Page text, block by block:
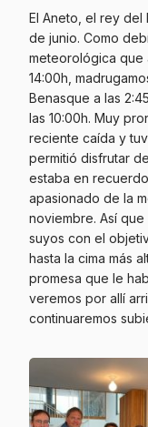
El Aneto, el rey del
de junio. Como
meteorológica que
14:00h,
Benasque a las
las 10:00h. Muy
reciente caída y
permitió disfrutar
estaba en
apasionado de la
noviembre. Así
suyos con el
hasta la cima más
promesa que le
veremos por allí
continuaremos